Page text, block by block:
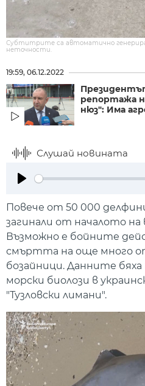
Субтитрите са автоматично
неточности.
19:59, 06.12.2022
репортажа
нюз": Има
Слушай новината
Повече от 50 000
загинали от началото на
Възможно е бойните
смъртта на още много
бозайници. Данните
морски биолози в
"Тузловски лимани".